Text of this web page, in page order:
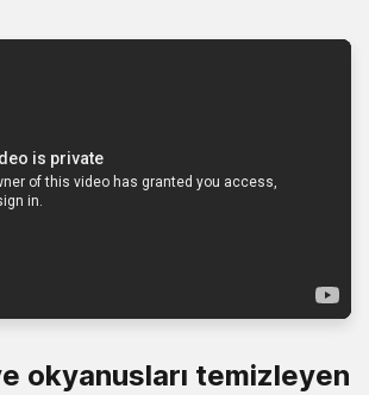
okyanusları temizleyen